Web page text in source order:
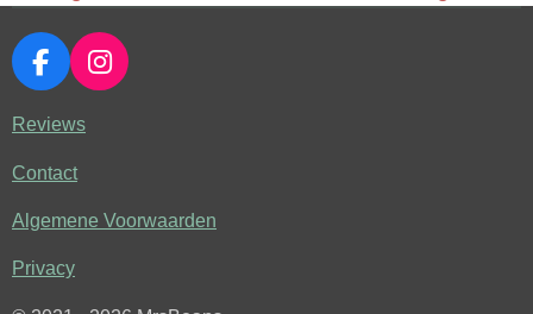
F
a
c
b
o
I
n
r
Reviews
Contact
Algemene Voorwaarden
Privacy